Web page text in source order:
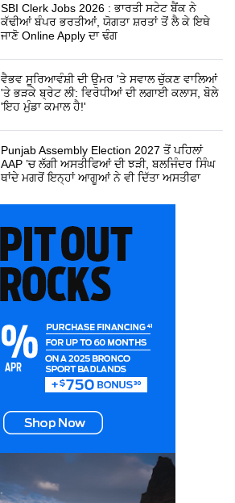
SBI Clerk Jobs 2026 : ਭਾਰਤੀ ਸਟੇਟ ਬੈਂਕ ਨੇ
ਕੱਢੀਆਂ ਬੰਪਰ ਭਰਤੀਆਂ, ਯੋਗਤਾ ਸ਼ਰਤਾਂ ਤੋਂ ਲੈ ਕੇ ਇਥੇ
ਜਾਣੋ Online Apply ਦਾ ਢੰਗ
ਵੈਭਵ ਸੂਰਿਆਵੰਸ਼ੀ ਦੀ ਉਮਰ 'ਤੇ ਸਵਾਲ ਚੁੱਕਣ ਵਾਲਿਆਂ
'ਤੇ ਭੜਕੇ ਬ੍ਰੇਟ ਲੀ: ਵਿਰੋਧੀਆਂ ਦੀ ਲਗਾਈ ਕਲਾਸ, ਬੋਲੇ
'ਇਹ ਮੁੰਡਾ ਕਮਾਲ ਹੈ!'
Punjab Assembly Election 2027 ਤੋਂ ਪਹਿਲਾਂ
AAP ’ਚ ਲੱਗੀ ਅਸਤੀਫਿਆਂ ਦੀ ਝੜੀ, ਬਲਜਿੰਦਰ ਸਿੰਘ
ਥਾਂਦੇ ਮਗਰੋਂ ਇਨ੍ਹਾਂ ਆਗੂਆਂ ਨੇ ਵੀ ਦਿੱਤਾ ਅਸਤੀਫਾ